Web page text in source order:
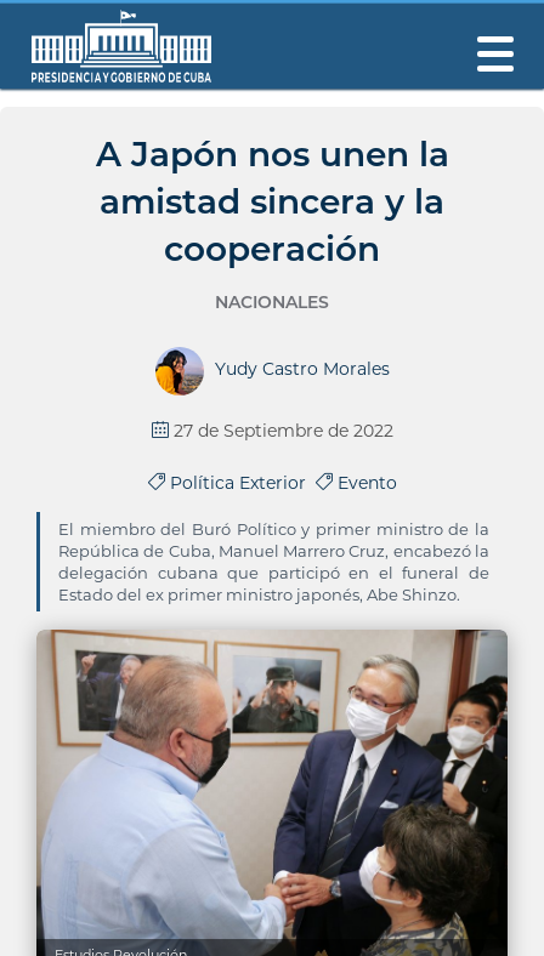
A Japón nos unen la
amistad sincera y la
cooperación
NACIONALES
Yudy Castro Morales
27 de Septiembre de 2022
Política Exterior Evento
El miembro del Buró Político y primer ministro de la
República de Cuba, Manuel Marrero Cruz, encabezó la
delegación cubana que participó en el funeral de
Estado del ex primer ministro japonés, Abe Shinzo.